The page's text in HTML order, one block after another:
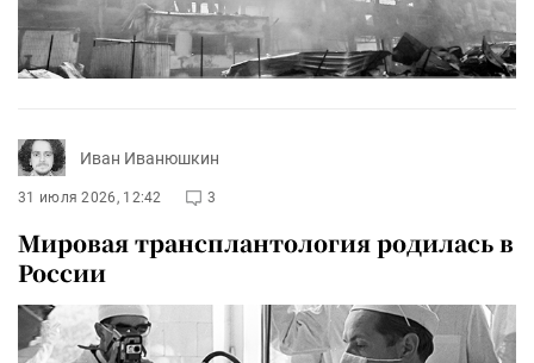
Иван Иванюшкин
31 июля 2026, 12:42 3
Мировая трансплантология родилась в
России